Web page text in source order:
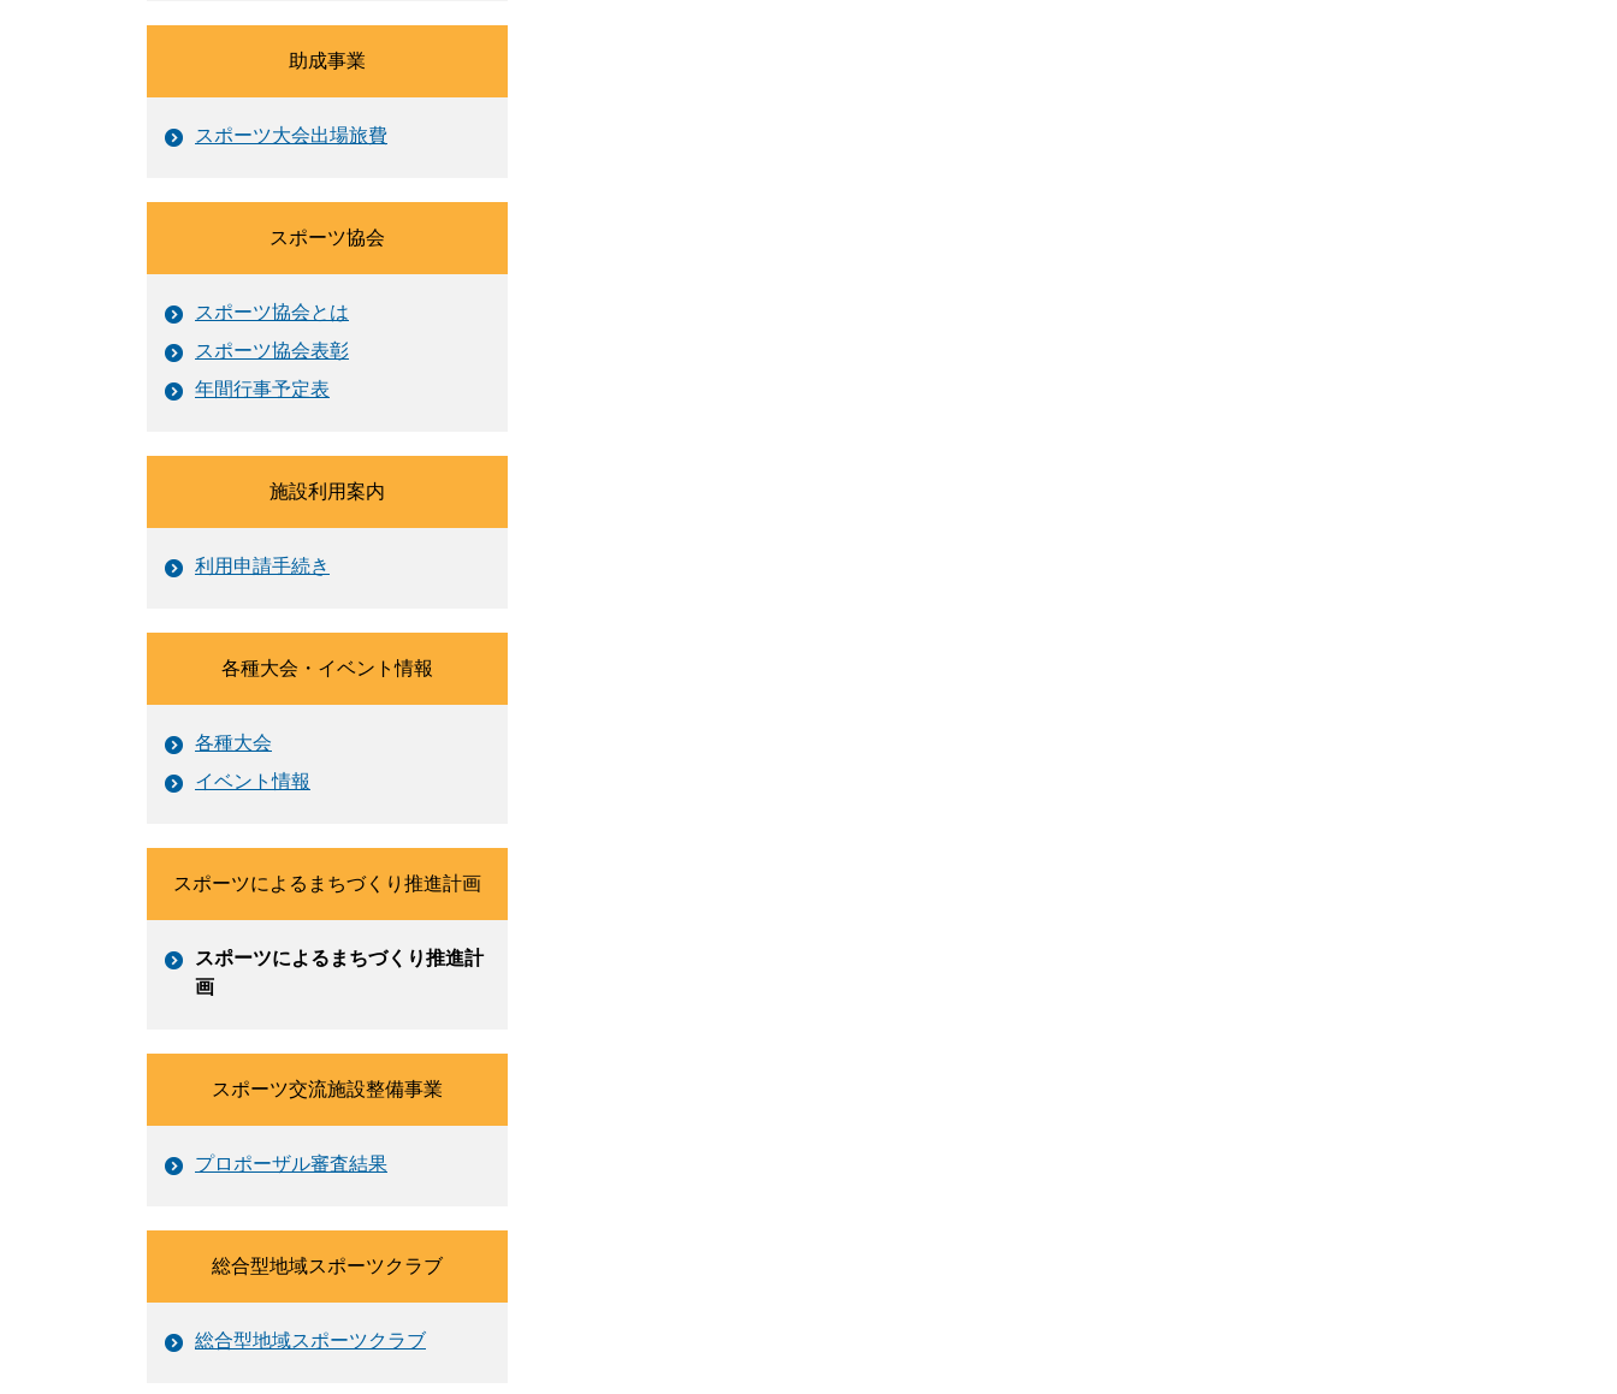
助成事業
スポーツ大会出場旅費
スポーツ協会
スポーツ協会とは
スポーツ協会表彰
年間行事予定表
施設利用案内
利用申請手続き
各種大会・イベント情報
各種大会
イベント情報
スポーツによるまちづくり推進計画
スポーツによるまちづくり推進計
画
スポーツ交流施設整備事業
プロポーザル審査結果
総合型地域スポーツクラブ
総合型地域スポーツクラブ